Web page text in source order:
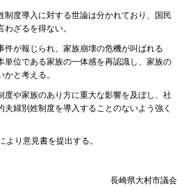
制度導入に対する世論は分かれており、国民
ざるを得ない。
件が報じられ、家族崩壊の危機が叫ばれる
単位である家族の一体感を再認識し、家族の
と考える。
度や家族のあり方に重大な影響を及ぼし、社
婦別姓制度を導入することのないよう強く
より意見書を提出する。
長崎県大村市議会